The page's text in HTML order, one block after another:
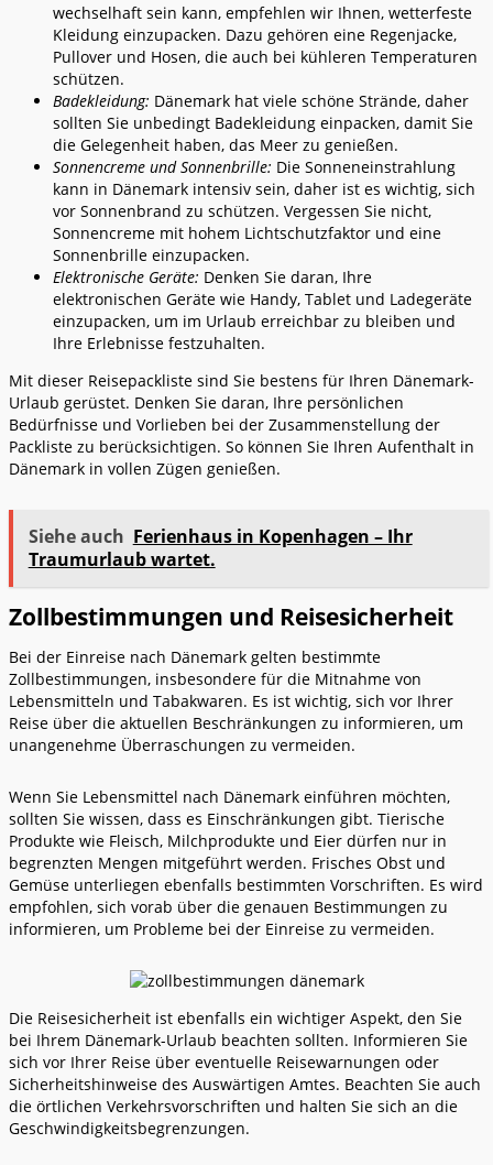
wechselhaft sein kann, empfehlen wir Ihnen, wetterfeste
Kleidung einzupacken. Dazu gehören eine Regenjacke,
Pullover und Hosen, die auch bei kühleren Temperaturen
schützen.
Badekleidung: Dänemark hat viele schöne Strände, daher
sollten Sie unbedingt Badekleidung einpacken, damit Sie
die Gelegenheit haben, das Meer zu genießen.
Sonnencreme und Sonnenbrille: Die Sonneneinstrahlung
kann in Dänemark intensiv sein, daher ist es wichtig, sich
vor Sonnenbrand zu schützen. Vergessen Sie nicht,
Sonnencreme mit hohem Lichtschutzfaktor und eine
Sonnenbrille einzupacken.
Elektronische Geräte: Denken Sie daran, Ihre
elektronischen Geräte wie Handy, Tablet und Ladegeräte
einzupacken, um im Urlaub erreichbar zu bleiben und
Ihre Erlebnisse festzuhalten.
Mit dieser Reisepackliste sind Sie bestens für Ihren Dänemark-
Urlaub gerüstet. Denken Sie daran, Ihre persönlichen
Bedürfnisse und Vorlieben bei der Zusammenstellung der
Packliste zu berücksichtigen. So können Sie Ihren Aufenthalt in
Dänemark in vollen Zügen genießen.
Siehe auch Ferienhaus in Kopenhagen – Ihr
Traumurlaub wartet.
Zollbestimmungen und Reisesicherheit
Bei der Einreise nach Dänemark gelten bestimmte
Zollbestimmungen, insbesondere für die Mitnahme von
Lebensmitteln und Tabakwaren. Es ist wichtig, sich vor Ihrer
Reise über die aktuellen Beschränkungen zu informieren, um
unangenehme Überraschungen zu vermeiden.
Wenn Sie Lebensmittel nach Dänemark einführen möchten,
sollten Sie wissen, dass es Einschränkungen gibt. Tierische
Produkte wie Fleisch, Milchprodukte und Eier dürfen nur in
begrenzten Mengen mitgeführt werden. Frisches Obst und
Gemüse unterliegen ebenfalls bestimmten Vorschriften. Es wird
empfohlen, sich vorab über die genauen Bestimmungen zu
informieren, um Probleme bei der Einreise zu vermeiden.
Die Reisesicherheit ist ebenfalls ein wichtiger Aspekt, den Sie
bei Ihrem Dänemark-Urlaub beachten sollten. Informieren Sie
sich vor Ihrer Reise über eventuelle Reisewarnungen oder
Sicherheitshinweise des Auswärtigen Amtes. Beachten Sie auch
die örtlichen Verkehrsvorschriften und halten Sie sich an die
Geschwindigkeitsbegrenzungen.